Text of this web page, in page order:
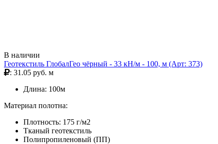
В наличии
Геотекстиль ГлобалГео чёрный - 33 кН/м - 100, м (Арт: 373)
: 31.05 руб. м
Длина: 100м
Материал полотна:
Плотность: 175 г/м2
Тканый геотекстиль
Полипропиленовый (ПП)